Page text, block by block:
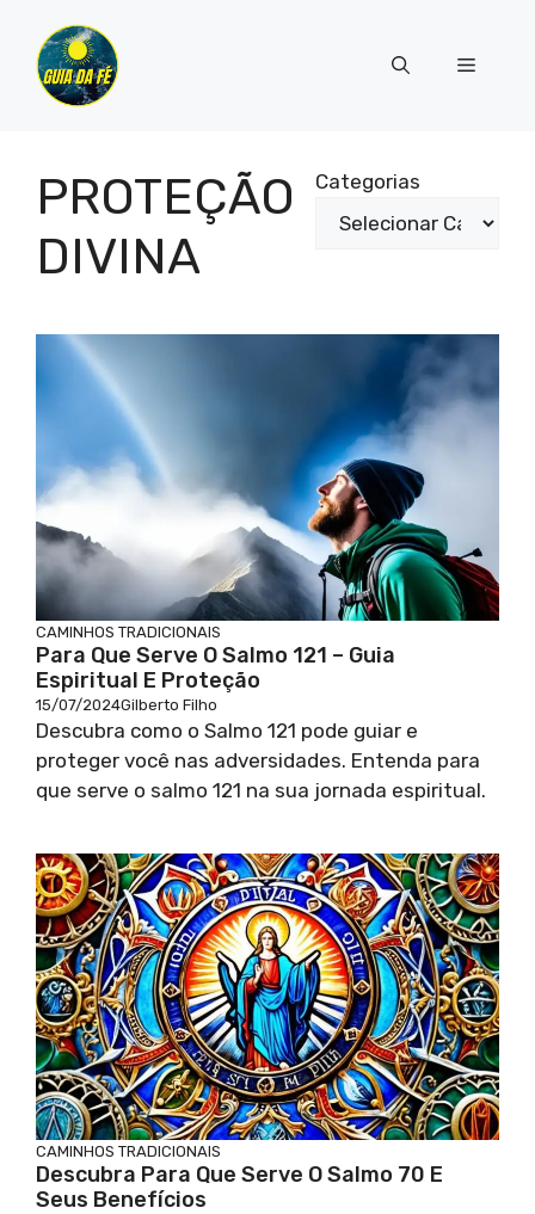
para
conteúdo
Menu
PROTEÇÃO
DIVINA
Categorias
CAMINHOS TRADICIONAIS
Para Que Serve O Salmo 121 – Guia
Espiritual E Proteção
15/07/2024Gilberto Filho
Descubra como o Salmo 121 pode guiar e
proteger você nas adversidades. Entenda para
que serve o salmo 121 na sua jornada espiritual.
CAMINHOS TRADICIONAIS
Descubra Para Que Serve O Salmo 70 E
Seus Benefícios